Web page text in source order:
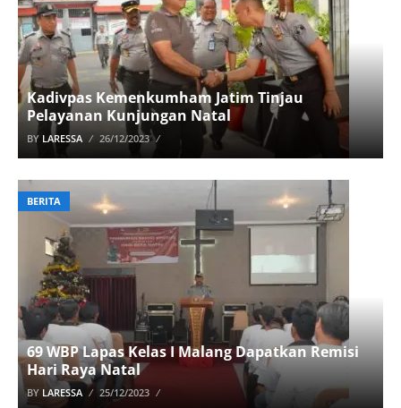
Kadivpas Kemenkumham Jatim Tinjau
Pelayanan Kunjungan Natal
BY LARESSA 26/12/2023
BERITA
69 WBP Lapas Kelas I Malang Dapatkan Remisi
Hari Raya Natal
BY LARESSA 25/12/2023